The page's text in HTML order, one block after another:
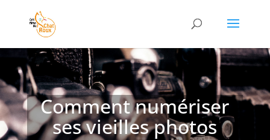
Comment numériser
ses vieilles photos